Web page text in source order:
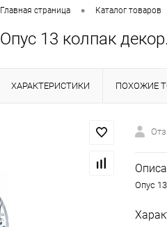
Главная страница • Каталог товаров
Опус 13 колпак
ХАРАКТЕРИСТИКИ ПОХОЖИЕ
Опус